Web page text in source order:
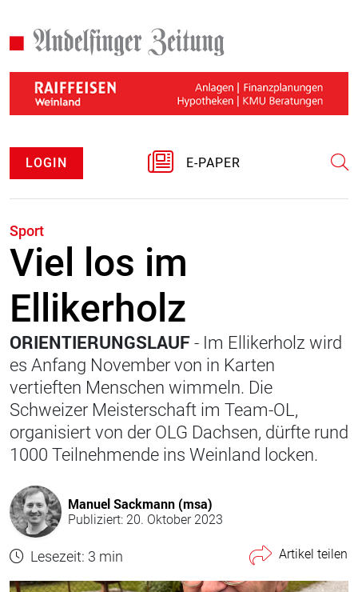
LOGIN E-PAPER
Sport
Viel los im
Ellikerholz
ORIENTIERUNGSLAUF - Im Ellikerholz wird
es Anfang November von in Karten
vertieften Menschen wimmeln. Die
Schweizer Meisterschaft im Team-OL,
organisiert von der OLG Dachsen, dürfte rund
1000 Teilnehmende ins Weinland locken.
Manuel Sackmann (msa)
Publiziert: 20. Oktober 2023
Lesezeit: 3 min Artikel teilen